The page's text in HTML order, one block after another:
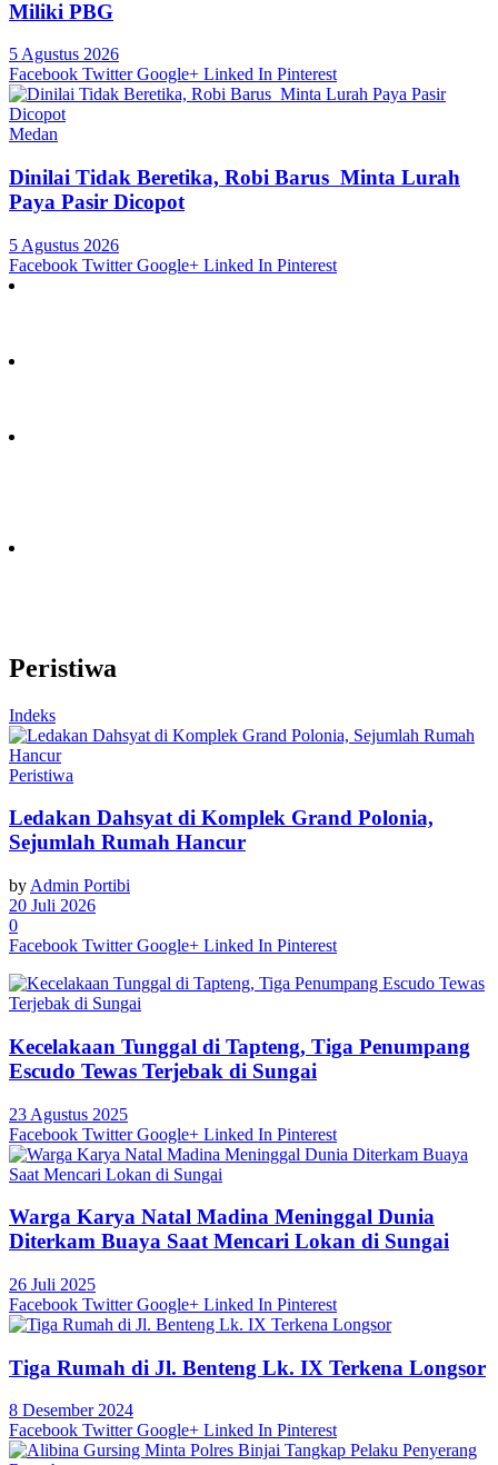
Miliki PBG
5 Agustus 2026
Facebook Twitter Google+ Linked In Pinterest
Medan
Dinilai Tidak Beretika, Robi Barus Minta Lurah
Paya Pasir Dicopot
5 Agustus 2026
Facebook Twitter Google+ Linked In Pinterest
Peristiwa
Indeks
Peristiwa
Ledakan Dahsyat di Komplek Grand Polonia,
Sejumlah Rumah Hancur
by Admin Portibi
20 Juli 2026
0
Facebook Twitter Google+ Linked In Pinterest
Kecelakaan Tunggal di Tapteng, Tiga Penumpang
Escudo Tewas Terjebak di Sungai
23 Agustus 2025
Facebook Twitter Google+ Linked In Pinterest
Warga Karya Natal Madina Meninggal Dunia
Diterkam Buaya Saat Mencari Lokan di Sungai
26 Juli 2025
Facebook Twitter Google+ Linked In Pinterest
Tiga Rumah di Jl. Benteng Lk. IX Terkena Longsor
8 Desember 2024
Facebook Twitter Google+ Linked In Pinterest